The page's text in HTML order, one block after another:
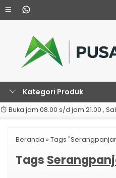
Kategori Produk
Buka jam 08.00 s/d jam 21.00 ,
Beranda » Tags
Tags